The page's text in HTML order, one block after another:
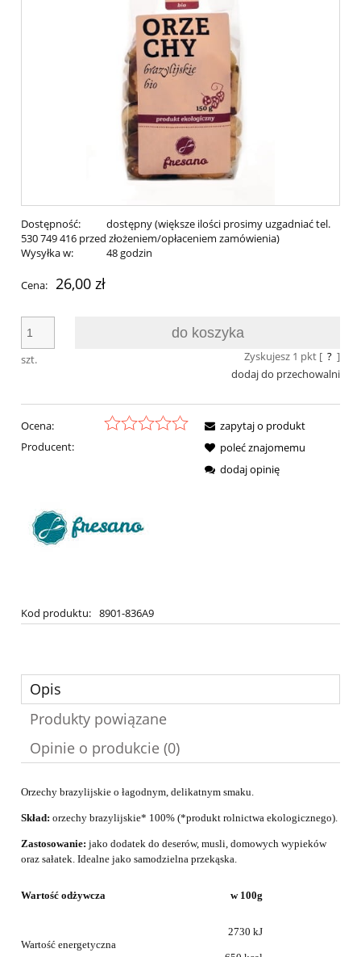
Dostępność:
dostępny (większe ilości prosimy uzgadniać tel.
530 749 416 przed złożeniem/opłaceniem zamówienia)
Wysyłka w:
48 godzin
Cena: 26,00 zł
szt.
do koszyka
Zyskujesz 1 pkt [ ? ]
dodaj do przechowalni
Ocena:
Producent:
Kod produktu: 8901-836A9
zapytaj o produkt
poleć znajomemu
dodaj opinię
Opis
Produkty powiązane
Opinie o produkcie (0)
Orzechy brazylijskie o łagodnym, delikatnym smaku.
Skład: orzechy brazylijskie* 100% (*produkt rolnictwa ekologicznego).
Zastosowanie: jako dodatek do deserów, musli, domowych wypieków
oraz sałatek. Idealne jako samodzielna przekąska.
Wartość odżywcza w 100g
Wartość energetyczna
2730 kJ